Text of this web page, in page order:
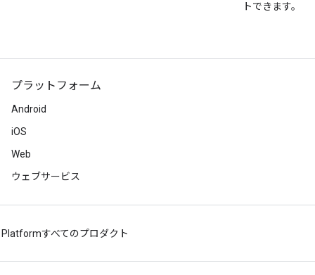
トできます。
プラットフォーム
Android
iOS
Web
ウェブサービス
Platformすべてのプロダクト